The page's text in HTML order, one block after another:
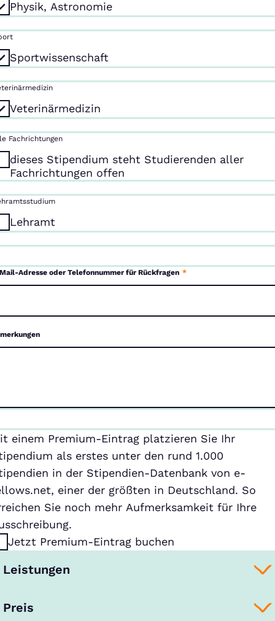
Physik, Astronomie
Sportwissenschaft
Veterinärmedizin
Fachrichtungen
dieses Stipendium steht Studierenden aller
Fachrichtungen offen
Lehramt
Adresse oder Telefonnummer für Rückfragen *
einem Premium-Eintrag platzieren Sie Ihr
als erstes unter den rund 1.000
in der Stipendien-Datenbank von e-
einer der größten in Deutschland. So
Sie noch mehr Aufmerksamkeit für Ihre
Jetzt Premium-Eintrag buchen
Leistungen
Preis